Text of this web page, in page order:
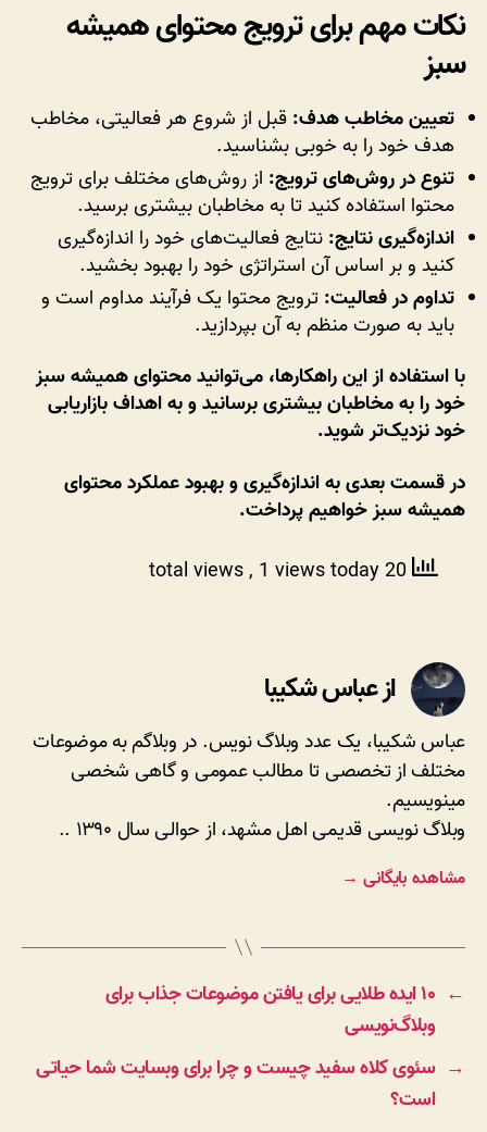
نکات مهم برای ترویج محتوای همیشه
سبز
تعیین مخاطب هدف: قبل از شروع هر فعالیتی، مخاطب
هدف خود را به خوبی بشناسید.
تنوع در روش‌های ترویج: از روش‌های مختلف برای ترویج
محتوا استفاده کنید تا به مخاطبان بیشتری برسید.
اندازه‌گیری نتایج: نتایج فعالیت‌های خود را اندازه‌گیری
کنید و بر اساس آن استراتژی خود را بهبود بخشید.
تداوم در فعالیت: ترویج محتوا یک فرآیند مداوم است و
باید به صورت منظم به آن بپردازید.
با استفاده از این راهکارها، می‌توانید محتوای همیشه سبز
خود را به مخاطبان بیشتری برسانید و به اهداف بازاریابی
خود نزدیک‌تر شوید.
در قسمت بعدی به اندازه‌گیری و بهبود عملکرد محتوای
همیشه سبز خواهیم پرداخت.
, 1 views today
از عباس شکیبا
عباس شکیبا، یک عدد وبلاگ نویس. در وبلاگم به موضوعات
مختلف از تخصصی تا مطالب عمومی و گاهی شخصی
مینویسیم.
وبلاگ نویسی قدیمی اهل مشهد، از حوالی سال ۱۳۹۰ ..
مشاهده بایگانی →
←
۱۰ ایده طلایی برای یافتن موضوعات جذاب برای
وبلاگ‌نویسی
→ سئوی کلاه سفید چیست و چرا برای وبسایت شما حیاتی
است؟